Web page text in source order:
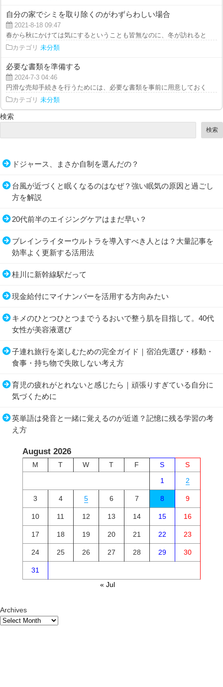
自分の家でシミを取り除くのがわずらわしい場合
2021-8-18 09:47
春から秋にかけては気にするということも皆無なのに、冬が訪れると乾燥
カテゴリ 未分類
必要な書類を準備する
2024-7-3 04:46
円滑な売却手続きを行うためには、必要な書類を事前に用意しておくこと
カテゴリ 未分類
検索
検索
ドジャース、まさか自制を選んだの？
台風が近づくと眠くなるのはなぜ？強い眠気の原因と過ごし
方を解説
20代前半のエイジングケアはまだ早い？
ブレインライターウルトラを導入すべき人とは？大量記事を
効率よく更新する活用法
桂川に新幹線駅だって
現金給付にマイナンバーを活用する方向みたい
キメのひとつひとつまでうるおいで整う肌を目指して。40代
女性が美容液選び
子連れ旅行を楽しむための完全ガイド｜宿泊先選び・移動・
食事・持ち物で失敗しない考え方
育児の疲れがとれないと感じたら｜頑張りすぎている自分に
気づくために
英単語は発音と一緒に覚えるのが近道？記憶に残る学習の考
え方
August 2026
M T W T F S
S
1
2
3 4 5 6 7 8 9
10 11 12 13 14 15 16
17 18 19 20 21 22 23
24 25 26 27 28 29 30
31
« Jul
Archives